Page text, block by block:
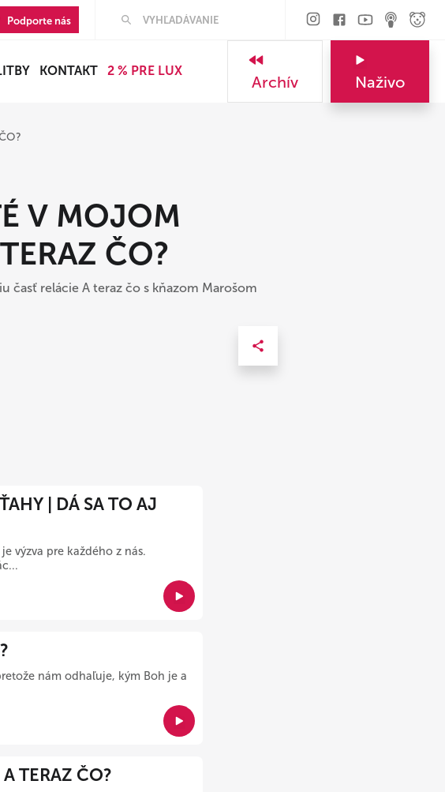
Podporte nás
KONTAKT 2 % PRE LUX
Archív Naživo
V MOJOM
ČO?
časť relácie A teraz čo s kňazom Marošom
| DÁ SA TO AJ
výzva pre každého z nás.
nám odhaľuje, kým Boh je a
TERAZ ČO?